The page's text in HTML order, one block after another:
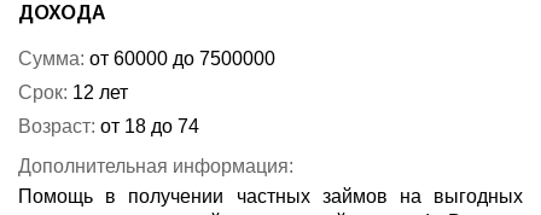
ДОХОДА
Сумма: от 60000 до 7500000
Срок: 12 лет
Возраст: от 18 до 74
Дополнительная информация:
Помощь в получении частных займов на выгодных